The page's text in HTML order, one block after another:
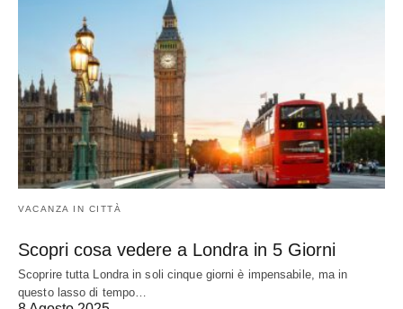
VACANZA IN CITTÀ
Scopri cosa vedere a Londra in 5 Giorni
Scoprire tutta Londra in soli cinque giorni è impensabile, ma in
questo lasso di tempo…